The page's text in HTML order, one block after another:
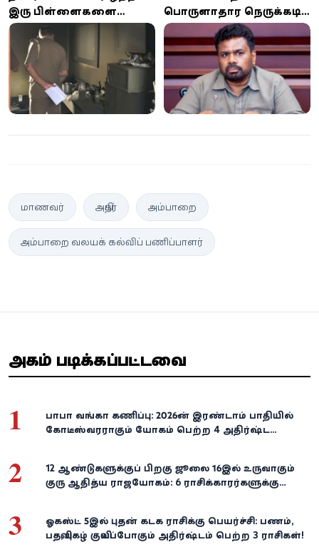
இரு பிள்ளைகளை
வைத்து பிச்சை எடுத்த
தந்தையின் மோசடி
நாடகம் அம்பலம்!
பொருளாதார நெருக்கடி
மீண்டும் ஏற்படாது –
ஜனாதிபதி அநுர குமார
திஸாநாயக்க உறுதி
மாணவர் அதிபர் அம்பாறை
அம்பாறை வலயக் கல்விப் பணிப்பாளர்
அதிகம் படிக்கப்பட்டவை
1
பாபா வங்கா கணிப்பு: 2026-ன் இரண்டாம் பாதியில்
கோடீஸ்வரராகும் யோகம் பெற்ற 4 அதிர்ஷ்ட
2
12 ஆண்டுகளுக்குப் பிறகு ஜூலை 16இல் உருவாகும்
குரு ஆதித்ய ராஜயோகம்: 6 ராசிக்காரர்களுக்கு
3
ஓகஸ்ட் 5இல் புதன் கடக ராசிக்கு பெயர்ச்சி: பணம்,
பதவி, புகழ் குவியப்போகும் அதிர்ஷ்டம் பெற்ற 3 ராசிகள்!